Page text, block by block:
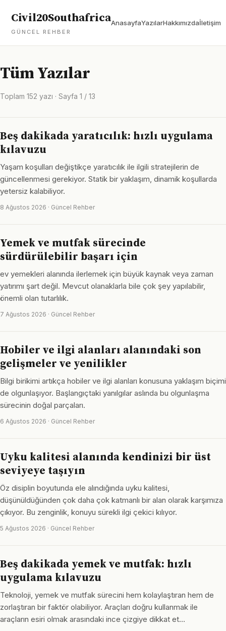
Civil20Southafrica
GÜNCEL REHBER
AnasayfaYazılarHakkımızdaİletişim
Tüm Yazılar
Toplam 152 yazı · Sayfa 1 / 13
Beş dakikada yaratıcılık: hızlı uygulama
kılavuzu
Yaşam koşulları değiştikçe yaratıcılık ile ilgili stratejilerin de
güncellenmesi gerekiyor. Statik bir yaklaşım, dinamik koşullarda
yetersiz kalabiliyor.
8 Ağustos 2026 · Güncel Rehber
Yemek ve mutfak sürecinde
sürdürülebilir başarı için
ev yemekleri alanında ilerlemek için büyük kaynak veya zaman
yatırımı şart değil. Mevcut olanaklarla bile çok şey yapılabilir,
önemli olan tutarlılık.
7 Ağustos 2026 · Güncel Rehber
Hobiler ve ilgi alanları alanındaki son
gelişmeler ve yenilikler
Bilgi birikimi artıkça hobiler ve ilgi alanları konusuna yaklaşım biçimi
de olgunlaşıyor. Başlangıçtaki yanılgılar aslında bu olgunlaşma
sürecinin doğal parçaları.
6 Ağustos 2026 · Güncel Rehber
Uyku kalitesi alanında kendinizi bir üst
seviyeye taşıyın
Öz disiplin boyutunda ele alındığında uyku kalitesi,
düşünüldüğünden çok daha çok katmanlı bir alan olarak karşımıza
çıkıyor. Bu zenginlik, konuyu sürekli ilgi çekici kılıyor.
5 Ağustos 2026 · Güncel Rehber
Beş dakikada yemek ve mutfak: hızlı
uygulama kılavuzu
Teknoloji, yemek ve mutfak sürecini hem kolaylaştıran hem de
zorlaştıran bir faktör olabiliyor. Araçları doğru kullanmak ile
araçların esiri olmak arasındaki ince çizgiye dikkat et…